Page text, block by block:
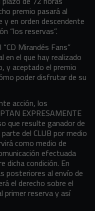
premio pasará al
en orden descendente
“los reservas”.
Mirandés Fans”
el que hay realizado
y aceptado el premio
poder disfrutar de su
acción, los
EXPRESAMENTE
que resulte ganador de
del CLUB por medio
como medio de
efectuada
dicha condición. En
posteriores al envío de
el derecho sobre el
reserva y así